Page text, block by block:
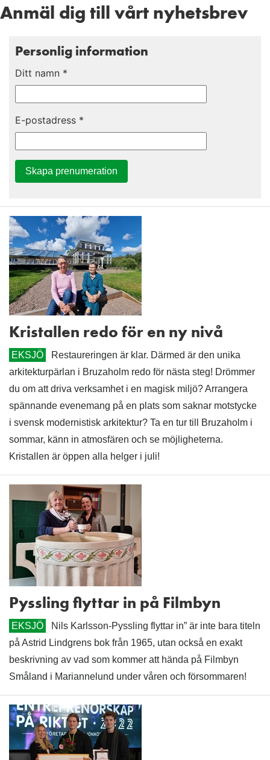
Anmäl dig till vårt nyhetsbrev
Personlig information
Ditt namn *
E-postadress *
Kristallen redo för en ny nivå
EKSJÖ
Restaureringen är klar. Därmed är den unika
arkitekturpärlan i Bruzaholm redo för nästa steg! Drömmer
du om att driva verksamhet i en magisk miljö? Arrangera
spännande evenemang på en plats som saknar motstycke
i svensk modernistisk arkitektur? Ta en tur till Bruzaholm i
sommar, känn in atmosfären och se möjligheterna.
Kristallen är öppen alla helger i juli!
Pyssling flyttar in på Filmbyn
EKSJÖ
Nils Karlsson-Pyssling flyttar in” är inte bara titeln
på Astrid Lindgrens bok från 1965, utan också en exakt
beskrivning av vad som kommer att hända på Filmbyn
Småland i Mariannelund under våren och försommaren!